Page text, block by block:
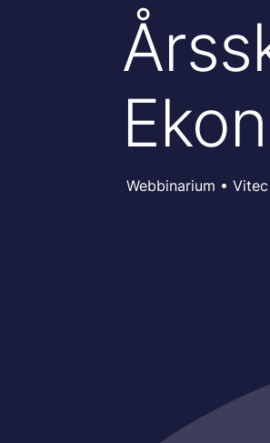
Webbinarium •